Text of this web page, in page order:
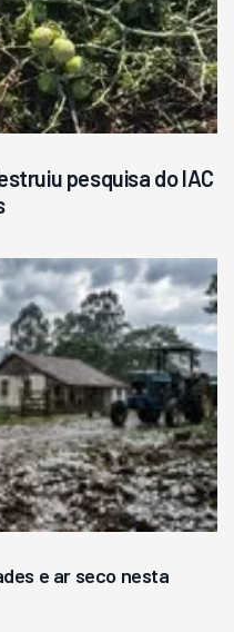
pesquisa do IAC
e ar seco nesta